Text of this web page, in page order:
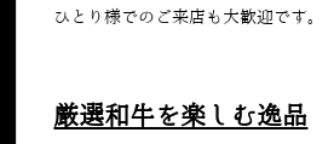
ひとり様でのご来店も大歓迎です。
厳選和牛を楽しむ逸品